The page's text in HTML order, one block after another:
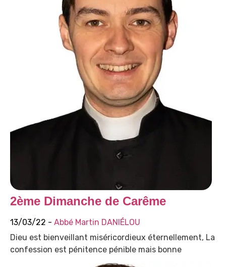
2ème Dimanche de Carême
13/03/22 - Abbé Martin DANIÉLOU
Dieu est bienveillant miséricordieux éternellement, La
confession est pénitence pénible mais bonne